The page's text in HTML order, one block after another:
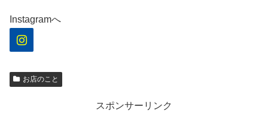
Instagramへ
お店のこと
スポンサーリンク